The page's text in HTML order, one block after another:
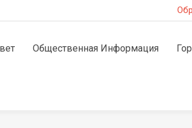
Общественная Информация